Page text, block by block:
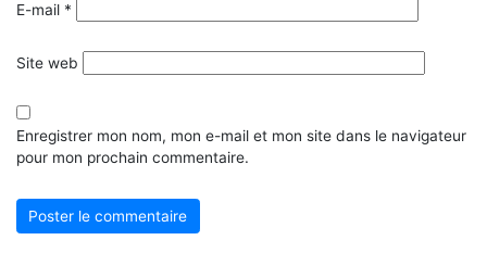
E-mail *
Site web
Enregistrer mon nom, mon e-mail et mon site dans le navigateur
pour mon prochain commentaire.